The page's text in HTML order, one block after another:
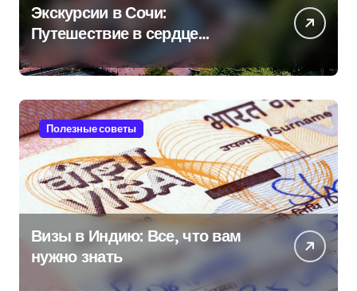
Экскурсии в Сочи:
Путешествие в сердце
Черноморского курорта
Полезные советы
Визы в Индию: Все, что вам
нужно знать